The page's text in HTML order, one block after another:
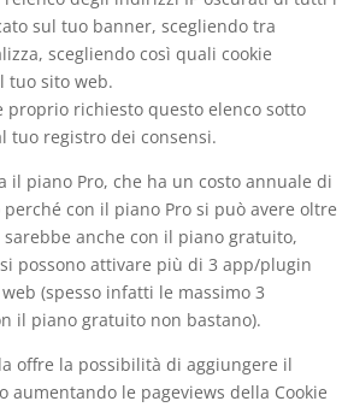
sul tuo banner, scegliendo tra
scegliendo così quali cookie
tuo sito web.
proprio richiesto questo elenco sotto
tuo registro dei consensi.
il piano Pro, che ha un costo annuale di
con il piano Pro si può avere oltre
sarebbe anche con il piano gratuito,
possono attivare più di 3 app/plugin
(spesso infatti le massimo 3
il piano gratuito non bastano).
offre la possibilità di aggiungere il
aumentando le pageviews della Cookie